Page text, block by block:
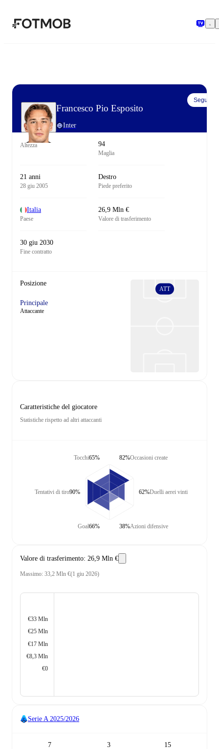
Francesco Pio Esposito
Inter
Segui
Altezza 94
Maglia
21 anni
28 giu 2005
Destro
Piede preferito
Italia
Paese
26,9 Mln €
Valore di trasferimento
30 giu 2030
Fine contratto
Posizione
Principale
Attaccante
ATT
Caratteristiche del giocatore
Statistiche rispetto ad altri attaccanti
Tocchi65%
Tentativi di tiro90%
Goal66%
Occasioni create
82%
Duelli aerei vinti
62%
Azioni difensive
38%
Valore di trasferimento: 26,9 Mln €
Massimo: 33,2 Mln €(1 giu 2026)
€33 Mln
€25 Mln
€17 Mln
€8,3 Mln
€0
Serie A 2025/2026
7 3 15